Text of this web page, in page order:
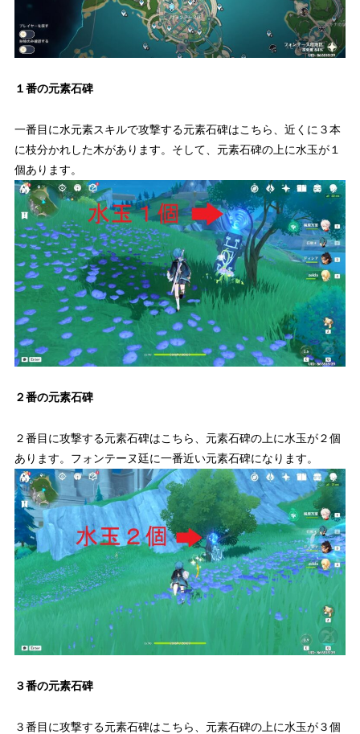
１番の元素石碑
一番目に水元素スキルで攻撃する元素石碑はこちら、近くに３本
に枝分かれした木があります。そして、 元素石碑の上に水玉が１
個あります。
２番の元素石碑
２番目に攻撃する元素石碑はこちら、 元素石碑の上に水玉が２個
あります。 フォンテーヌ廷に一番近い元素石碑になります。
３番の元素石碑
３番目に攻撃する元素石碑はこちら、 元素石碑の上に水玉が３個